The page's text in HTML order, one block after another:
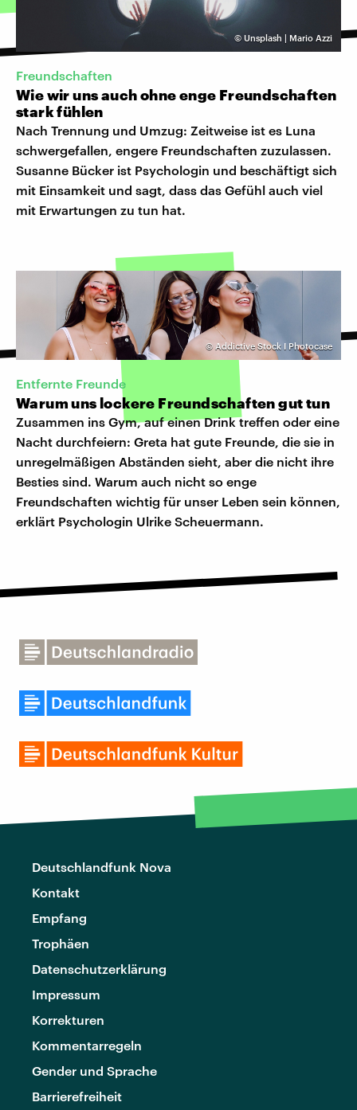
© Unsplash | Mario Azzi
Freundschaften
Wie wir uns auch ohne enge Freundschaften
stark fühlen
Nach Trennung und Umzug: Zeitweise ist es Luna
schwergefallen, engere Freundschaften zuzulassen.
Susanne Bücker ist Psychologin und beschäftigt sich
mit Einsamkeit und sagt, dass das Gefühl auch viel
mit Erwartungen zu tun hat.
© Addictive Stock I Photocase
Entfernte Freunde
Warum uns lockere Freundschaften gut tun
Zusammen ins Gym, auf einen Drink treffen oder eine
Nacht durchfeiern: Greta hat gute Freunde, die sie in
unregelmäßigen Abständen sieht, aber die nicht ihre
Besties sind. Warum auch nicht so enge
Freundschaften wichtig für unser Leben sein können,
erklärt Psychologin Ulrike Scheuermann.
Deutschlandfunk Nova
Kontakt
Empfang
Trophäen
Datenschutzerklärung
Impressum
Korrekturen
Kommentarregeln
Gender und Sprache
Barrierefreiheit